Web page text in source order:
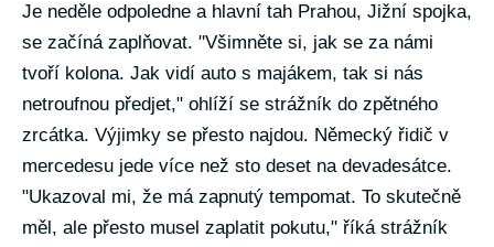
Je neděle odpoledne a hlavní tah Prahou, Jižní spojka,
se začíná zaplňovat. "Všimněte si, jak se za námi
tvoří kolona. Jak vidí auto s majákem, tak si nás
netroufnou předjet," ohlíží se strážník do zpětného
zrcátka. Výjimky se přesto najdou. Německý řidič v
mercedesu jede více než sto deset na devadesátce.
"Ukazoval mi, že má zapnutý tempomat. To skutečně
měl, ale přesto musel zaplatit pokutu," říká strážník